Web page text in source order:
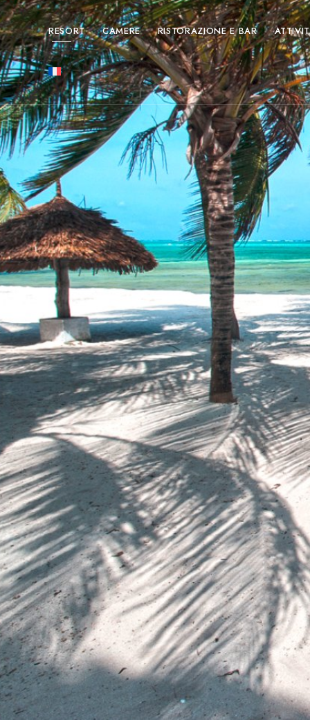
RESORT CAMERE RISTORAZIONE E BAR